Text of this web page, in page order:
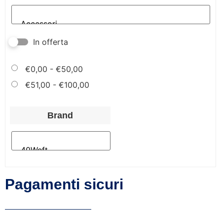
In offerta
€0,00 - €50,00
€51,00 - €100,00
Brand
Pagamenti sicuri